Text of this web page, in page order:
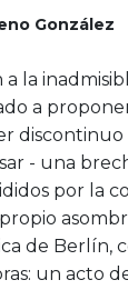
González
a la
a
discontinuo
- una
por la
de Berlín,
un acto